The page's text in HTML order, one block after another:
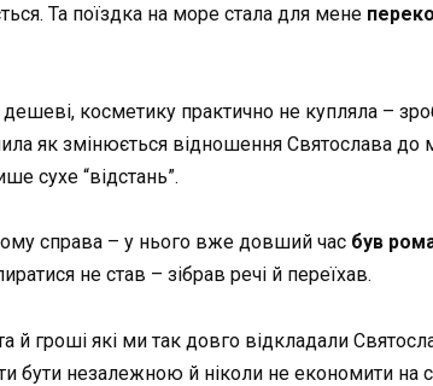
Та поїздка на море стала для мене
дешеві, косметику практично не купляла –
як змінюється відношення Святослава до
сухе “відстань”.
справа – у нього вже довший час був
не став – зібрав речі й переїхав.
й гроші які ми так довго відкладали
незалежною й ніколи не економити на